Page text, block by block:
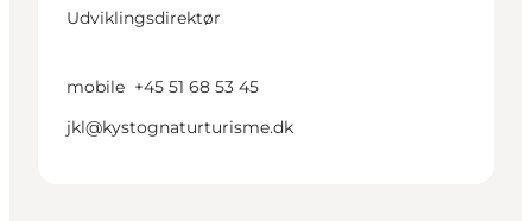
Udviklingsdirektør
mobile +45 51 68 53 45
jkl@kystognaturturisme.dk